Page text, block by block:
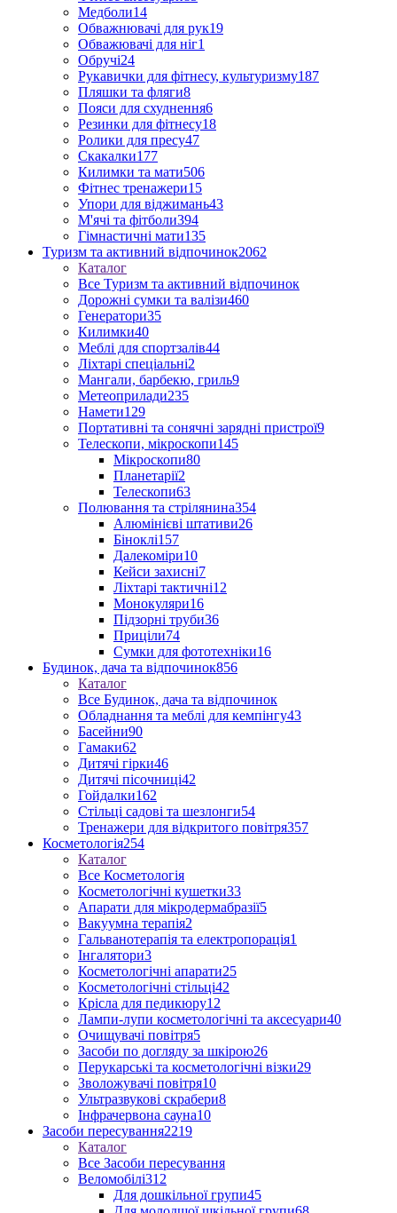
Медболи14
Обважнювачі для рук19
Обважювачі для ніг1
Обручі24
Рукавички для фітнесу, культуризму187
Пляшки та фляги8
Пояси для схуднення6
Резинки для фітнесу18
Ролики для пресу47
Скакалки177
Килимки та мати506
Фітнес тренажери15
Упори для віджимань43
М'ячі та фітболи394
Гімнастичні мати135
Туризм та активний відпочинок2062
Каталог
Все Туризм та активний відпочинок
Дорожні сумки та валізи460
Генератори35
Килимки40
Меблі для спортзалів44
Ліхтарі спеціальні2
Мангали, барбекю, гриль9
Метеоприлади235
Намети129
Портативні та сонячні зарядні пристрої9
Телескопи, мікроскопи145
Мікроскопи80
Планетарії2
Телескопи63
Полювання та стрілянина354
Алюмінієві штативи26
Біноклі157
Далекоміри10
Кейси захисні7
Ліхтарі тактичні12
Монокуляри16
Підзорні труби36
Приціли74
Сумки для фототехніки16
Будинок, дача та відпочинок856
Каталог
Все Будинок, дача та відпочинок
Обладнання та меблі для кемпінгу43
Басейни90
Гамаки62
Дитячі гірки46
Дитячі пісочниці42
Гойдалки162
Стільці садові та шезлонги54
Тренажери для відкритого повітря357
Косметологія254
Каталог
Все Косметологія
Косметологічні кушетки33
Апарати для мікродермабразії5
Вакуумна терапія2
Гальванотерапія та електропорація1
Інгалятори3
Косметологічні апарати25
Косметологічні стільці42
Крісла для педикюру12
Лампи-лупи косметологічні та аксесуари40
Очищувачі повітря5
Засоби по догляду за шкірою26
Перукарські та косметологічні візки29
Зволожувачі повітря10
Ультразвукові скрабери8
Інфрачервона сауна10
Засоби пересування2219
Каталог
Все Засоби пересування
Веломобілі312
Для дошкільної групи45